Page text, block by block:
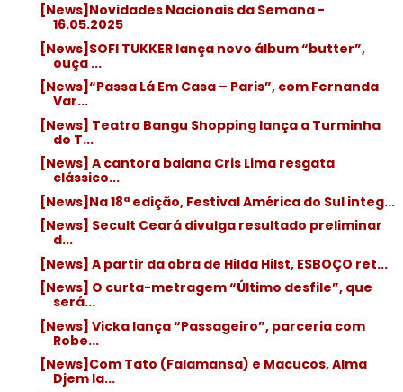
[News]Novidades Nacionais da Semana -
16.05.2025
[News]SOFI TUKKER lança novo álbum “butter”,
ouça ...
[News]“Passa Lá Em Casa – Paris”, com Fernanda
Var...
[News] Teatro Bangu Shopping lança a Turminha
do T...
[News] A cantora baiana Cris Lima resgata
clássico...
[News]Na 18ª edição, Festival América do Sul integ...
[News] Secult Ceará divulga resultado preliminar
d...
[News] A partir da obra de Hilda Hilst, ESBOÇO ret...
[News] O curta-metragem “Último desfile”, que
será...
[News] Vicka lança “Passageiro”, parceria com
Robe...
[News]Com Tato (Falamansa) e Macucos, Alma
Djem la...